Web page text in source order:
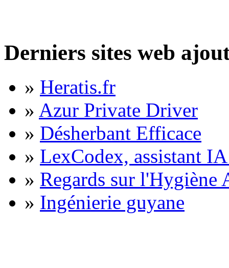
Derniers sites web
» Heratis.fr
» Azur Private Driver
» Désherbant Efficace
» LexCodex, assistant
» Regards sur l'Hygiène
» Ingénierie guyane